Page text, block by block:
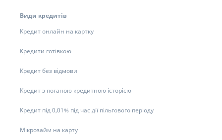
Види кредитів
Кредит онлайн на картку
Кредити готівкою
Кредит без відмови
Кредит з поганою кредитною історією
Кредит під 0,01% під час дії пільгового періоду
Мікрозайм на карту